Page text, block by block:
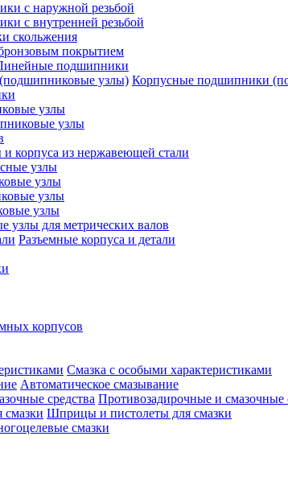
с наружной резьбой
с внутренней резьбой
скольжения
покрытием
подшипники
Корпусные подшипники
узлы
узлы
корпуса из нержавеющей стали
узлы
узлы
узлы
узлы
узлы для метрических валов
Разъемные корпуса и детали
корпусов
Смазка с особыми характеристиками
Автоматическое смазывание
Противозадирочные и смазочные
Шприцы и пистолеты для смазки
смазки